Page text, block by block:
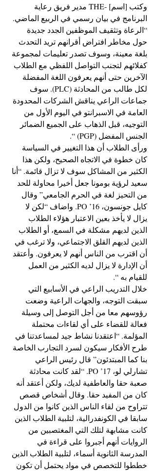
وكتب [اسم] -THE مدير فريق رعاية
البرنامج في بيان رسمي في الربيع الماضي.
“الرعاة وتثقيف الموظفين الجدد جديدة
حول مخاطر افتراض أقرانهم تريد التحدث
بلغة معينة، وسوف تصدر تعليمات لمجموعة
كفلائهم لتجنب التواصل اللفظي مع الطلاب
الآخرين حتى أنهم يعرفون اللغة المفضلة
لكل طالب من المحادثة (PLC). سوف
جماعات الراعي يناقش الشركات المحدودة
العامة في الاسبرانتو في اليوم الأول من
التوجيه، قبل الذهاب على الجميع الضمائر
الجنس المفضل (PGP) “.
ورأى الطلاب أن هذا التغيير في السياسة
كان خطوة في الاتجاه الصحيح، ولكن هذا
الكثير من المشاكل سوف لا تزال قائمة. “أنا
سعيد لرؤية بومونا جعل أخيرا محاولة للحد
من التحيز لغة في الحرم الجامعي” وقال
كايل جونسون، PO ’16. واضاف “لكن لا
يزال لا يأخذ بعين الاعتبار هؤلاء الطلاب
الذين لديهم مشكلة في السمع، أو الطلاب
الذين لديهم القلق الاجتماعي، ولا ترغب في
أن اقترب من الناس أنهم لا يعرفون. وأعتقد
أن الإدارة لا يزال لديه الكثير من العمل
للقيام به “.
خلال التدريب الراعي في الأسابيع التي
سبقت التوجه، والجهات الراعية وضعت
رؤوسهم معا من أجل التوصل إلى وسيلة
فعالة للقضاء على أي لقاءات محتملة
المؤلمة. “اعتقدنا نشاط جيد لمساعدتنا في
طرح الأفكار سيكون لسرد التجارب الخاصة
بنا كما المبتدئون” قال رئيس الراعي
تشارلي لو، PO ’17. “لقد كانت محادثة
صعبة حقا والعاطفية لديك، ولكن أعتقد أنه
كان من المفيد حقا. وقال أشخاص قصص
تتراوح من لقاء الناس الذين كانوا من الدول
سابقا في الكونفدرالية، لتلبية الطلاب الذين
كانت مشابهة لتلك التي المغتصبين من
الروايات أنهم أجبروا على قراءة في
المدرسة الثانوية أسماء، لتلبية الطلاب الذين
خططوا للتخصص في مواد يحتمل أن تكون